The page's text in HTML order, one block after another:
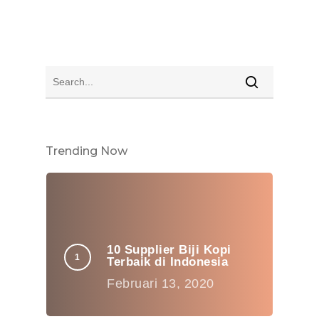
Trending Now
10 Supplier Biji Kopi
Terbaik di Indonesia
Februari 13, 2020